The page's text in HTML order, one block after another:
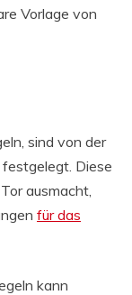
Vorlage von
sind von der
Diese
ausmacht,
für das
kann